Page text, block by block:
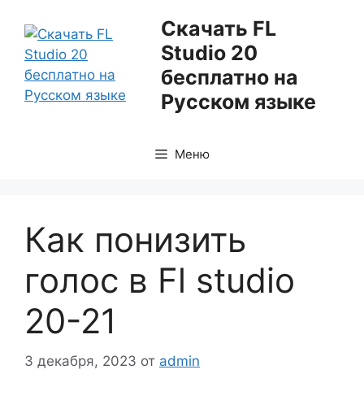
содержимому
Скачать FL
Studio 20
бесплатно на
Русском языке
Меню
Как понизить
голос в Fl studio
20-21
3 декабря, 2023 от admin